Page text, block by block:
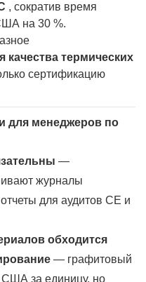
, сократив время
на 30 %.
качества термических
сертификацию
для менеджеров по
—
журналы
отчеты для аудитов CE и
обходится
— графитовый
США за единицу, но